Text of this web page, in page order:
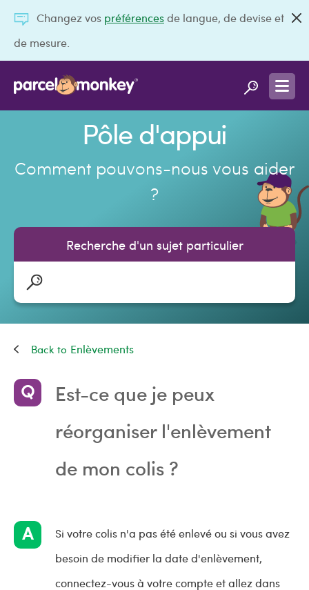
Changez vos préférencesde langue, de devise et
de mesure.
Pôle d'appui
Comment pouvons-nous vous aider
?
Recherche d'un sujet particulier
Enlèvements
Est-ce que je peux
réorganiser l'enlèvement
de mon colis ?
Si votre colis n'a pas été enlevé ou si vous avez
besoin de modifier la date d'enlèvement,
connectez-vous à votre compte et allez dans